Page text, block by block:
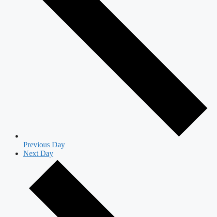
Previous Day
Next Day